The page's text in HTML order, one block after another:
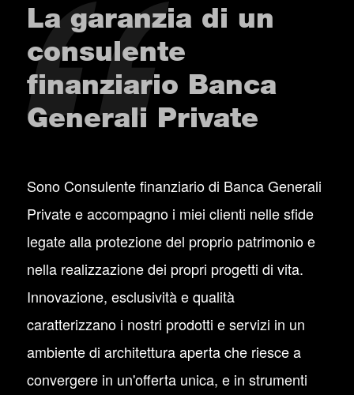
La garanzia di un
consulente
finanziario Banca
Generali Private
Sono Consulente finanziario di Banca Generali
Private e accompagno i miei clienti nelle sfide
legate alla protezione del proprio patrimonio e
nella realizzazione dei propri progetti di vita.
Innovazione, esclusività e qualità
caratterizzano i nostri prodotti e servizi in un
ambiente di architettura aperta che riesce a
convergere in un'offerta unica, e in strumenti